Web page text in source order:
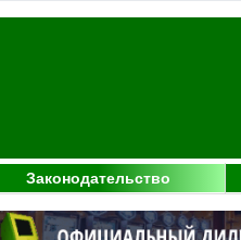
Законодательство